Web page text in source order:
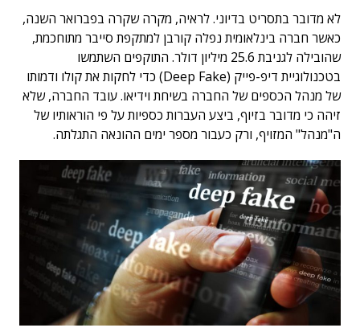
לא מדובר בתסריט בדיוני. לראיה, מקרה שקרה בפברואר השנה,
כאשר חברה בינלאומית נפלה קורבן למתקפת סייבר מתוחכמת,
שהובילה לגניבת 25.6 מיליון דולר. התוקפים השתמשו
בטכנולוגיית דיפ-פייק (Deep Fake) כדי לחקות את קולו ודמותו
של מנהל הכספים של החברה בשיחת וידיאו. עובד החברה, שלא
זיהה כי מדובר בזיוף, ביצע העברות כספיות על פי הוראותיו של
ה"מנהל" המזויף, ורק כעבור מספר ימים ההונאה התגלתה.